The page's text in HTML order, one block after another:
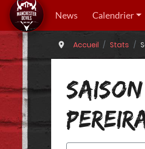
News Calendrier
Accueil Stats